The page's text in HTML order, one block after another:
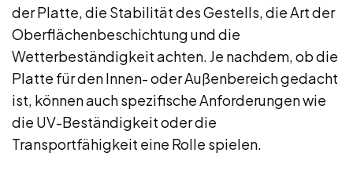
der Platte, die Stabilität des Gestells, die Art der
Oberflächenbeschichtung und die
Wetterbeständigkeit achten. Je nachdem, ob die
Platte für den Innen- oder Außenbereich gedacht
ist, können auch spezifische Anforderungen wie
die UV-Beständigkeit oder die
Transportfähigkeit eine Rolle spielen.